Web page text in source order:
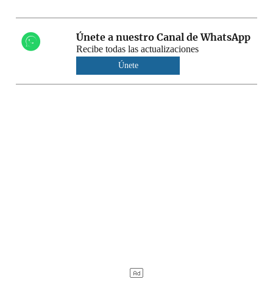
Únete a nuestro Canal de WhatsApp
Recibe todas las actualizaciones
Únete